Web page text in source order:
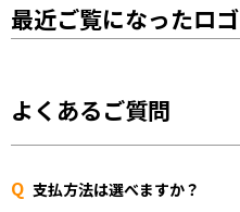
最近ご覧になったロゴ
よくあるご質問
Q 支払方法は選べますか？